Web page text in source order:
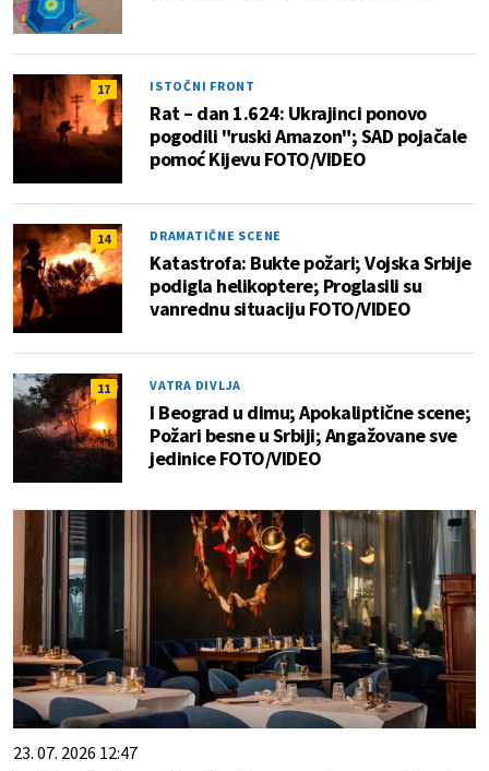
17 ISTOČNI FRONT
Rat – dan 1.624: Ukrajinci ponovo
pogodili "ruski Amazon"; SAD pojačale
pomoć Kijevu FOTO/VIDEO
14 DRAMATIČNE SCENE
Katastrofa: Bukte požari; Vojska Srbije
podigla helikoptere; Proglasili su
vanrednu situaciju FOTO/VIDEO
11 VATRA DIVLJA
I Beograd u dimu; Apokaliptične scene;
Požari besne u Srbiji; Angažovane sve
jedinice FOTO/VIDEO
23. 07. 2026 12:47